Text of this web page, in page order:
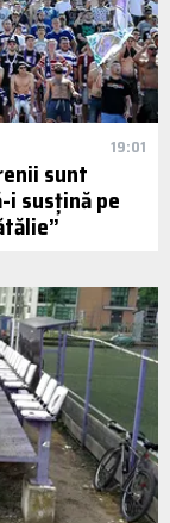
19:01
sunt
susțină pe